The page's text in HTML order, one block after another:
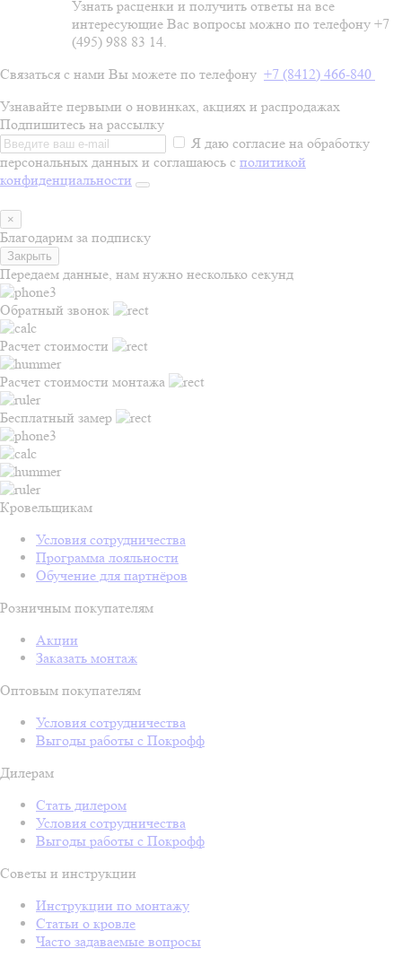
Узнать расценки и получить ответы на все
интересующие Вас вопросы можно по телефону +7
(495) 988 83 14.
Связаться с нами Вы можете по телефону +7 (8412) 466-840
Узнавайте первыми о новинках, акциях и распродажах
Подпишитесь на рассылку
Я даю согласие на обработку
персональных данных и соглашаюсь с политикой
конфиденциальности
×
Благодарим за подписку
Закрыть
Передаем данные, нам нужно несколько секунд
Обратный звонок
Расчет стоимости
Расчет стоимости монтажа
Бесплатный замер
Кровельщикам
Условия сотрудничества
Программа лояльности
Обучение для партнёров
Розничным покупателям
Акции
Заказать монтаж
Оптовым покупателям
Условия сотрудничества
Выгоды работы с Покрофф
Дилерам
Стать дилером
Условия сотрудничества
Выгоды работы с Покрофф
Советы и инструкции
Инструкции по монтажу
Статьи о кровле
Часто задаваемые вопросы